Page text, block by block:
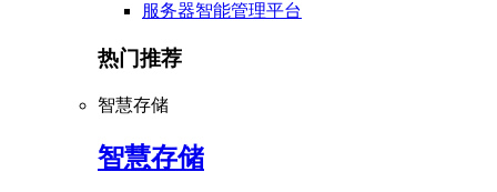
服务器智能管理平台
热门推荐
智慧存储
智慧存储